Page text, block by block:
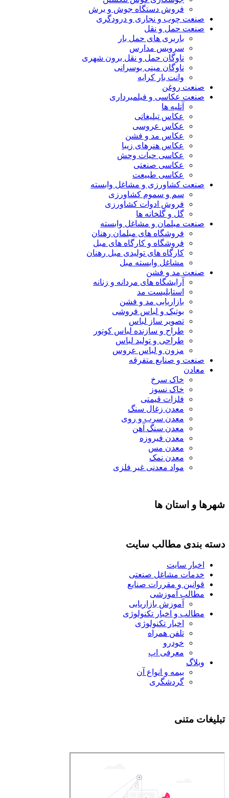
فروش دستگاه جوش و برش
چوب و نجاری و درودگری
حمل و نقل
باربری های حمل بار
سرویس مدارس
ناوگان حمل و نقل برون شهری
ناوگان مینی بوسرانی
وانت بار کرایه
روغن
عکاسی و فیلمبرداری
عکاس تبلیغاتی
عکاس عروسی
عکاس مد و فشن
عکاس هنرهای زیبا
عکاسی حیات وحش
عکاسی صنعتی
عکاسی طبیعت
کشاورزی و مشاغل وابسته
سم و سموم کشاورزی
فروش ادوات کشاورزی
گل و گلخانه ها
مبلمان و مشاغل وابسته
فروشگاه های مبلمان رهنان
فروشگاه و کارگاه های مبل
کارگاه های تولیدی مبل رهنان
مشاغل وابسته مبل
مد و فشن
آرایشگاه های مردانه و زنانه
استایلیست مد
بازاریابی مد و فشن
بوتیک و لباس فروشی
تصویر ساز لباس
طراح و سازنده لباس کوتور
طراحی و تولید لباس
مزون و لباس عروس
و صنایع متفرقه
خاک سرخ
خاک نسوز
فلزات قیمتی
معدن زغال سنگ
معدن سرب و روی
معدن سنگ آهن
معدن فیروزه
معدن مس
معدن نمک
مواد معدنی غیر فلزی
استان ها
مطالب سایت
سایت
مشاغل صنعتی
و مقررات صنایع
آموزشی
آموزش بازاریابی
و اخبار تکنولوژی
اخبار تکنولوژی
تلفن همراه
معرفی اپ
بیمه و انواع آن
گردشگری
متنی